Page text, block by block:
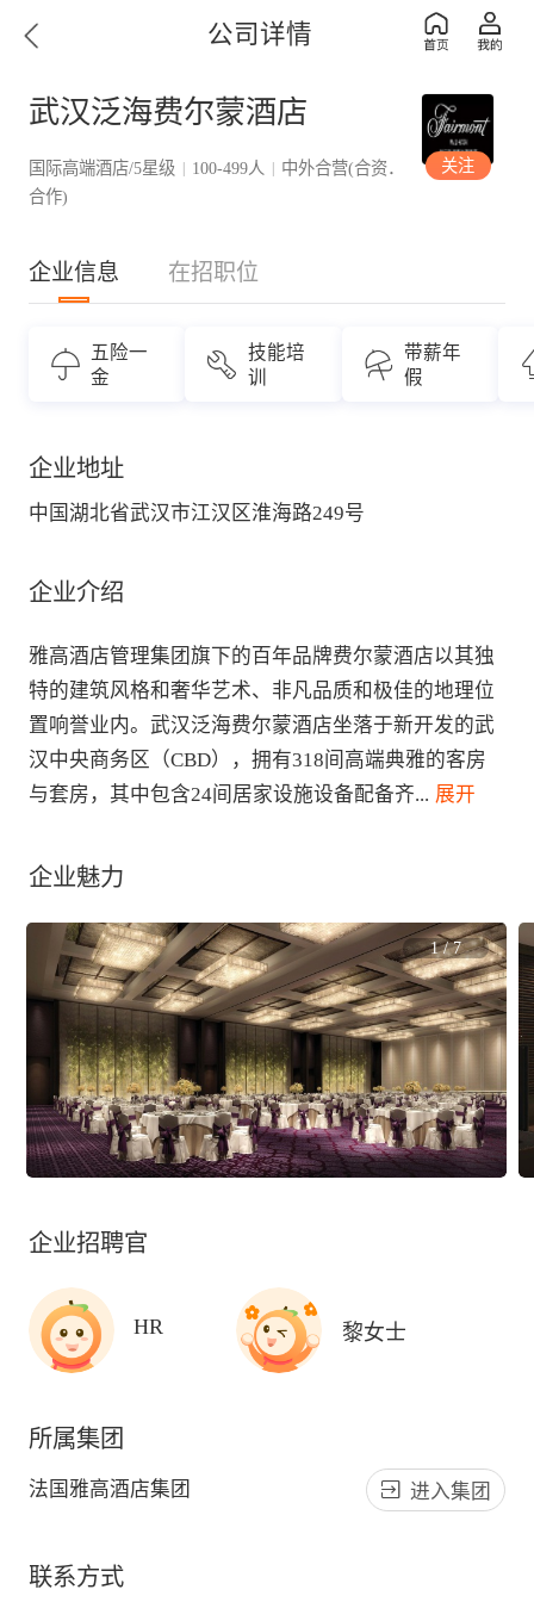
公司详情
武汉泛海费尔蒙酒店
国际高端酒店/5星级 | 100-499人 | 中外合营(合资．
合作)
关注
企业信息 在招职位
五险一
金
技能培
训
带薪年
假
企业地址
中国湖北省武汉市江汉区淮海路249号
企业介绍
雅高酒店管理集团旗下的百年品牌费尔蒙酒店以其独
特的建筑风格和奢华艺术、非凡品质和极佳的地理位
置响誉业内。武汉泛海费尔蒙酒店坐落于新开发的武
汉中央商务区（CBD），拥有318间高端典雅的客房
与套房，其中包含24间居家设施设备配备齐... 展开
企业魅力
1/7
企业招聘官
HR 黎女士
所属集团
法国雅高酒店集团 进入集团
联系方式